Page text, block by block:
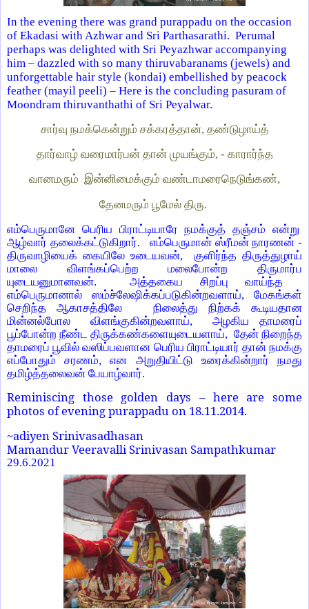
In the evening there was grand purappadu on the occasion
of Ekadasi with Azhwar and Sri Parthasarathi. Perumal
perhaps was delighted with Sri Peyazhwar accompanying
him – dazzled with so many thiruvabaranams (jewels) and
unforgettable hair style (kondai) embellished by peacock
feather (mayil peeli) – Here is the concluding pasuram of
Moondram thiruvanthathi of Sri Peyalwar.
சார்வு நமக்கென்றும் சக்கரத்தான், தண்டுழாய்த்
தார்வாழ் வரைமார்பன் தான் முயங்கும், - காரார்ந்த
வானமரும் இன்னிமைக்கும் வண்டாமரைநெடுங்கண்,
தேனமரும் பூமேல் திரு.
எம்பெருமானே பெரிய பிராட்டியாரே நமக்குத் தஞ்சம் என்று
ஆழ்வார் தலைக்கட்டுகிறார். எம்பெருமான் ஸ்ரீமன் நாரணன் -
திருவாழியைக் கையிலே உடையவன், குளிர்ந்த திருத்துழாய்
மாலை விளங்கப்பெற்ற மலைபோன்ற திருமார்ப
யுடையனுமானவன். அத்தகைய சிறப்பு வாய்ந்த
எம்பெருமானால் ஸம்ச்லேஷிக்கப்படுகின்றவளாய், மேகங்கள்
செறிந்த ஆகாசத்திலே நிலைத்து நிற்கக் கூடியதான
மின்னல்போல விளங்குகின்றவளாய், அழகிய தாமரைப்
பூப்போன்ற நீண்ட திருக்கண்களையுடையளாய், தேன் நிறைந்த
தாமரைப் பூவில் வஸிப்பவளான பெரிய பிராட்டியார் தான் நமக்கு
எப்போதும் சரணம், என அறுதியிட்டு உரைக்கின்றார் நமது
தமிழ்த்தலைவன் பேயாழ்வார்.
Reminiscing those golden days – here are some
photos of evening purappadu on 18.11.2014.
~adiyen Srinivasadhasan
Mamandur Veeravalli Srinivasan Sampathkumar
29.6.2021